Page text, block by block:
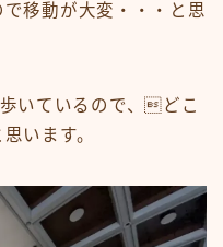
移動が大変・・・と思
いているので、どこ
います。